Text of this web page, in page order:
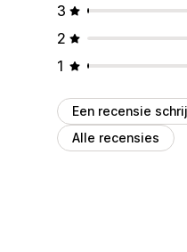
3
2
1
Een recensie
Alle recensies